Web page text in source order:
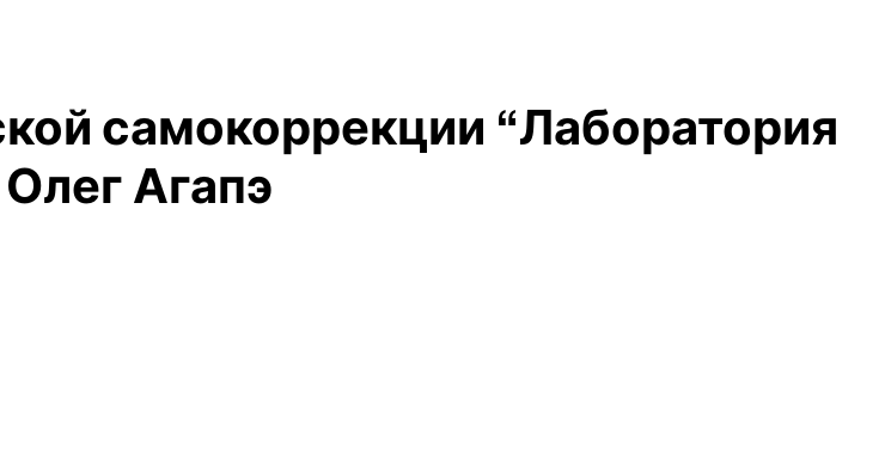
самокоррекции “Лаборатория
Агапэ